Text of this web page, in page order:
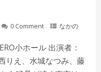
0 Comment なかの
小ホール 出演者：
りえ、水城なつみ、藤